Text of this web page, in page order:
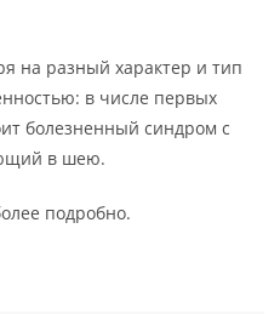
на разный характер и тип
в числе первых
болезненный синдром с
в шею.
подробно.